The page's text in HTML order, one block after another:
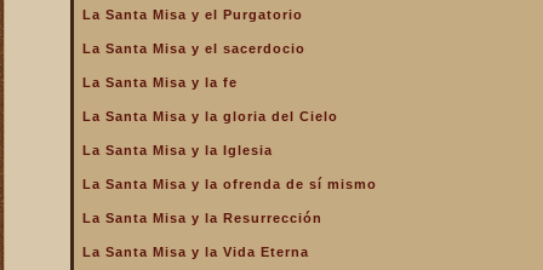
La Santa Misa escuela de
todos los bienes
La Santa Misa le da la
a cargar nuestra cruz
La Santa Misa nos fortalece
La Santa Misa nos libra del
La Santa Misa y el Purgatorio
La Santa Misa y el sacerdocio
La Santa Misa y la fe
La Santa Misa y la gloria del Cielo
La Santa Misa y la Iglesia
La Santa Misa y la ofrenda de sí mismo
La Santa Misa y la Resurrección
La Santa Misa y la Vida Eterna